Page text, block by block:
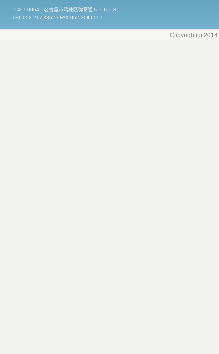
〒467-0064 名古屋市瑞穂区弥富通５－６－８
TEL:052-217-8362 / FAX:052-308-6557
Copyright(c) 2014